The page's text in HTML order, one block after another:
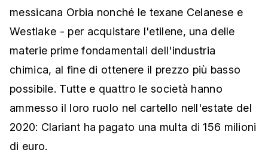
messicana Orbia nonché le texane Celanese e
Westlake - per acquistare l'etilene, una delle
materie prime fondamentali dell'industria
chimica, al fine di ottenere il prezzo più basso
possibile. Tutte e quattro le società hanno
ammesso il loro ruolo nel cartello nell'estate del
2020: Clariant ha pagato una multa di 156 milioni
di euro.